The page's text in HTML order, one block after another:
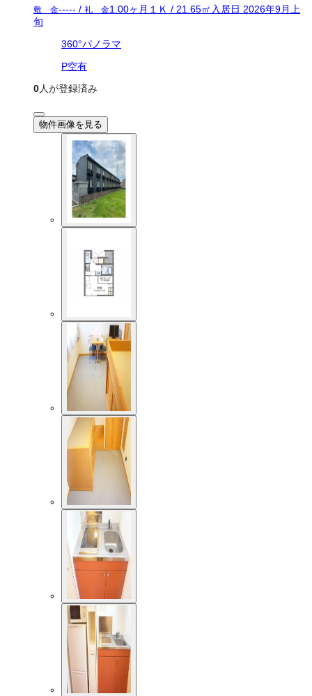
敷 金----- / 礼 金1.00ヶ月 １Ｋ / 21.65㎡ 入居日 2026年9月上
旬
360°パノラマ
P空有
0人が登録済み
物件画像を見る